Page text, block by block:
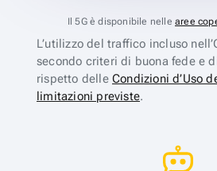
Il 5G è disponibile nelle aree
L’utilizzo del traffico incluso
secondo criteri di buona fede e
rispetto delle Condizioni d’Uso
limitazioni previste.